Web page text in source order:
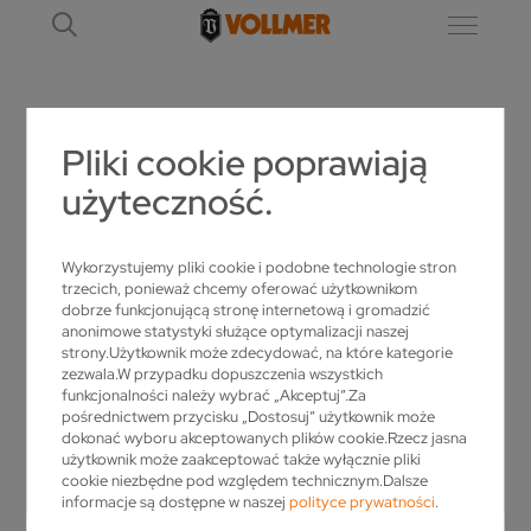
Pliki cookie poprawiają
użyteczność.
Wykorzystujemy pliki cookie i podobne technologie stron
trzecich, ponieważ chcemy oferować użytkownikom
dobrze funkcjonującą stronę internetową i gromadzić
anonimowe statystyki służące optymalizacji naszej
strony.Użytkownik może zdecydować, na które kategorie
zezwala.W przypadku dopuszczenia wszystkich
funkcjonalności należy wybrać „Akceptuj”.Za
pośrednictwem przycisku „Dostosuj” użytkownik może
dokonać wyboru akceptowanych plików cookie.Rzecz jasna
użytkownik może zaakceptować także wyłącznie pliki
cookie niezbędne pod względem technicznym.Dalsze
informacje są dostępne w naszejpolityce prywatności.
ND 360